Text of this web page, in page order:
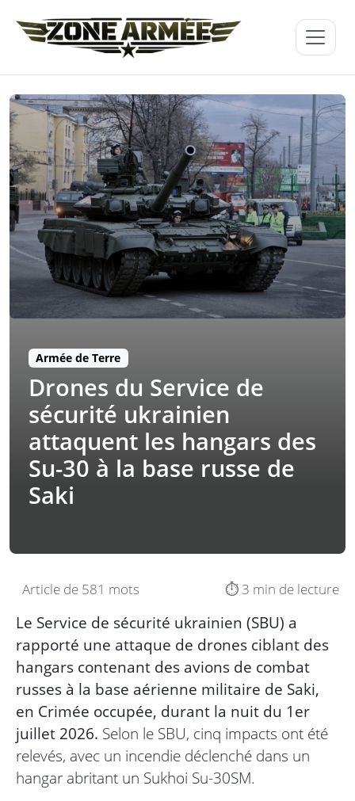
Armée de Terre
Drones du Service de
sécurité ukrainien
attaquent les hangars des
Su-30 à la base russe de
Saki
Article de 581 mots ⏱️ 3 min de lecture
Le Service de sécurité ukrainien (SBU) a
rapporté une attaque de drones ciblant des
hangars contenant des avions de combat
russes à la base aérienne militaire de Saki,
en Crimée occupée, durant la nuit du 1er
juillet 2026. Selon le SBU, cinq impacts ont été
relevés, avec un incendie déclenché dans un
hangar abritant un Sukhoi Su-30SM.